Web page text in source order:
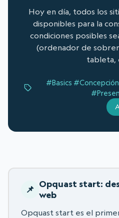
Hoy en día, todos los
disponibles para la
condiciones posibles
(ordenador de
tableta,
#Basics #Concepción
Opquast start:
web
Opquast start es el